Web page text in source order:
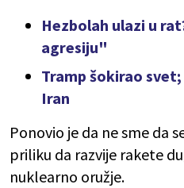
Hezbolah ulazi u
agresiju"
Tramp šokirao
Iran
Ponovio je da ne sme da
priliku da razvije rakete
nuklearno oružje.